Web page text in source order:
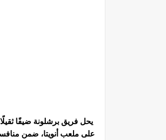
يحل فريق برشلونة ضيفًا
على ملعب أنويتا، ضمن